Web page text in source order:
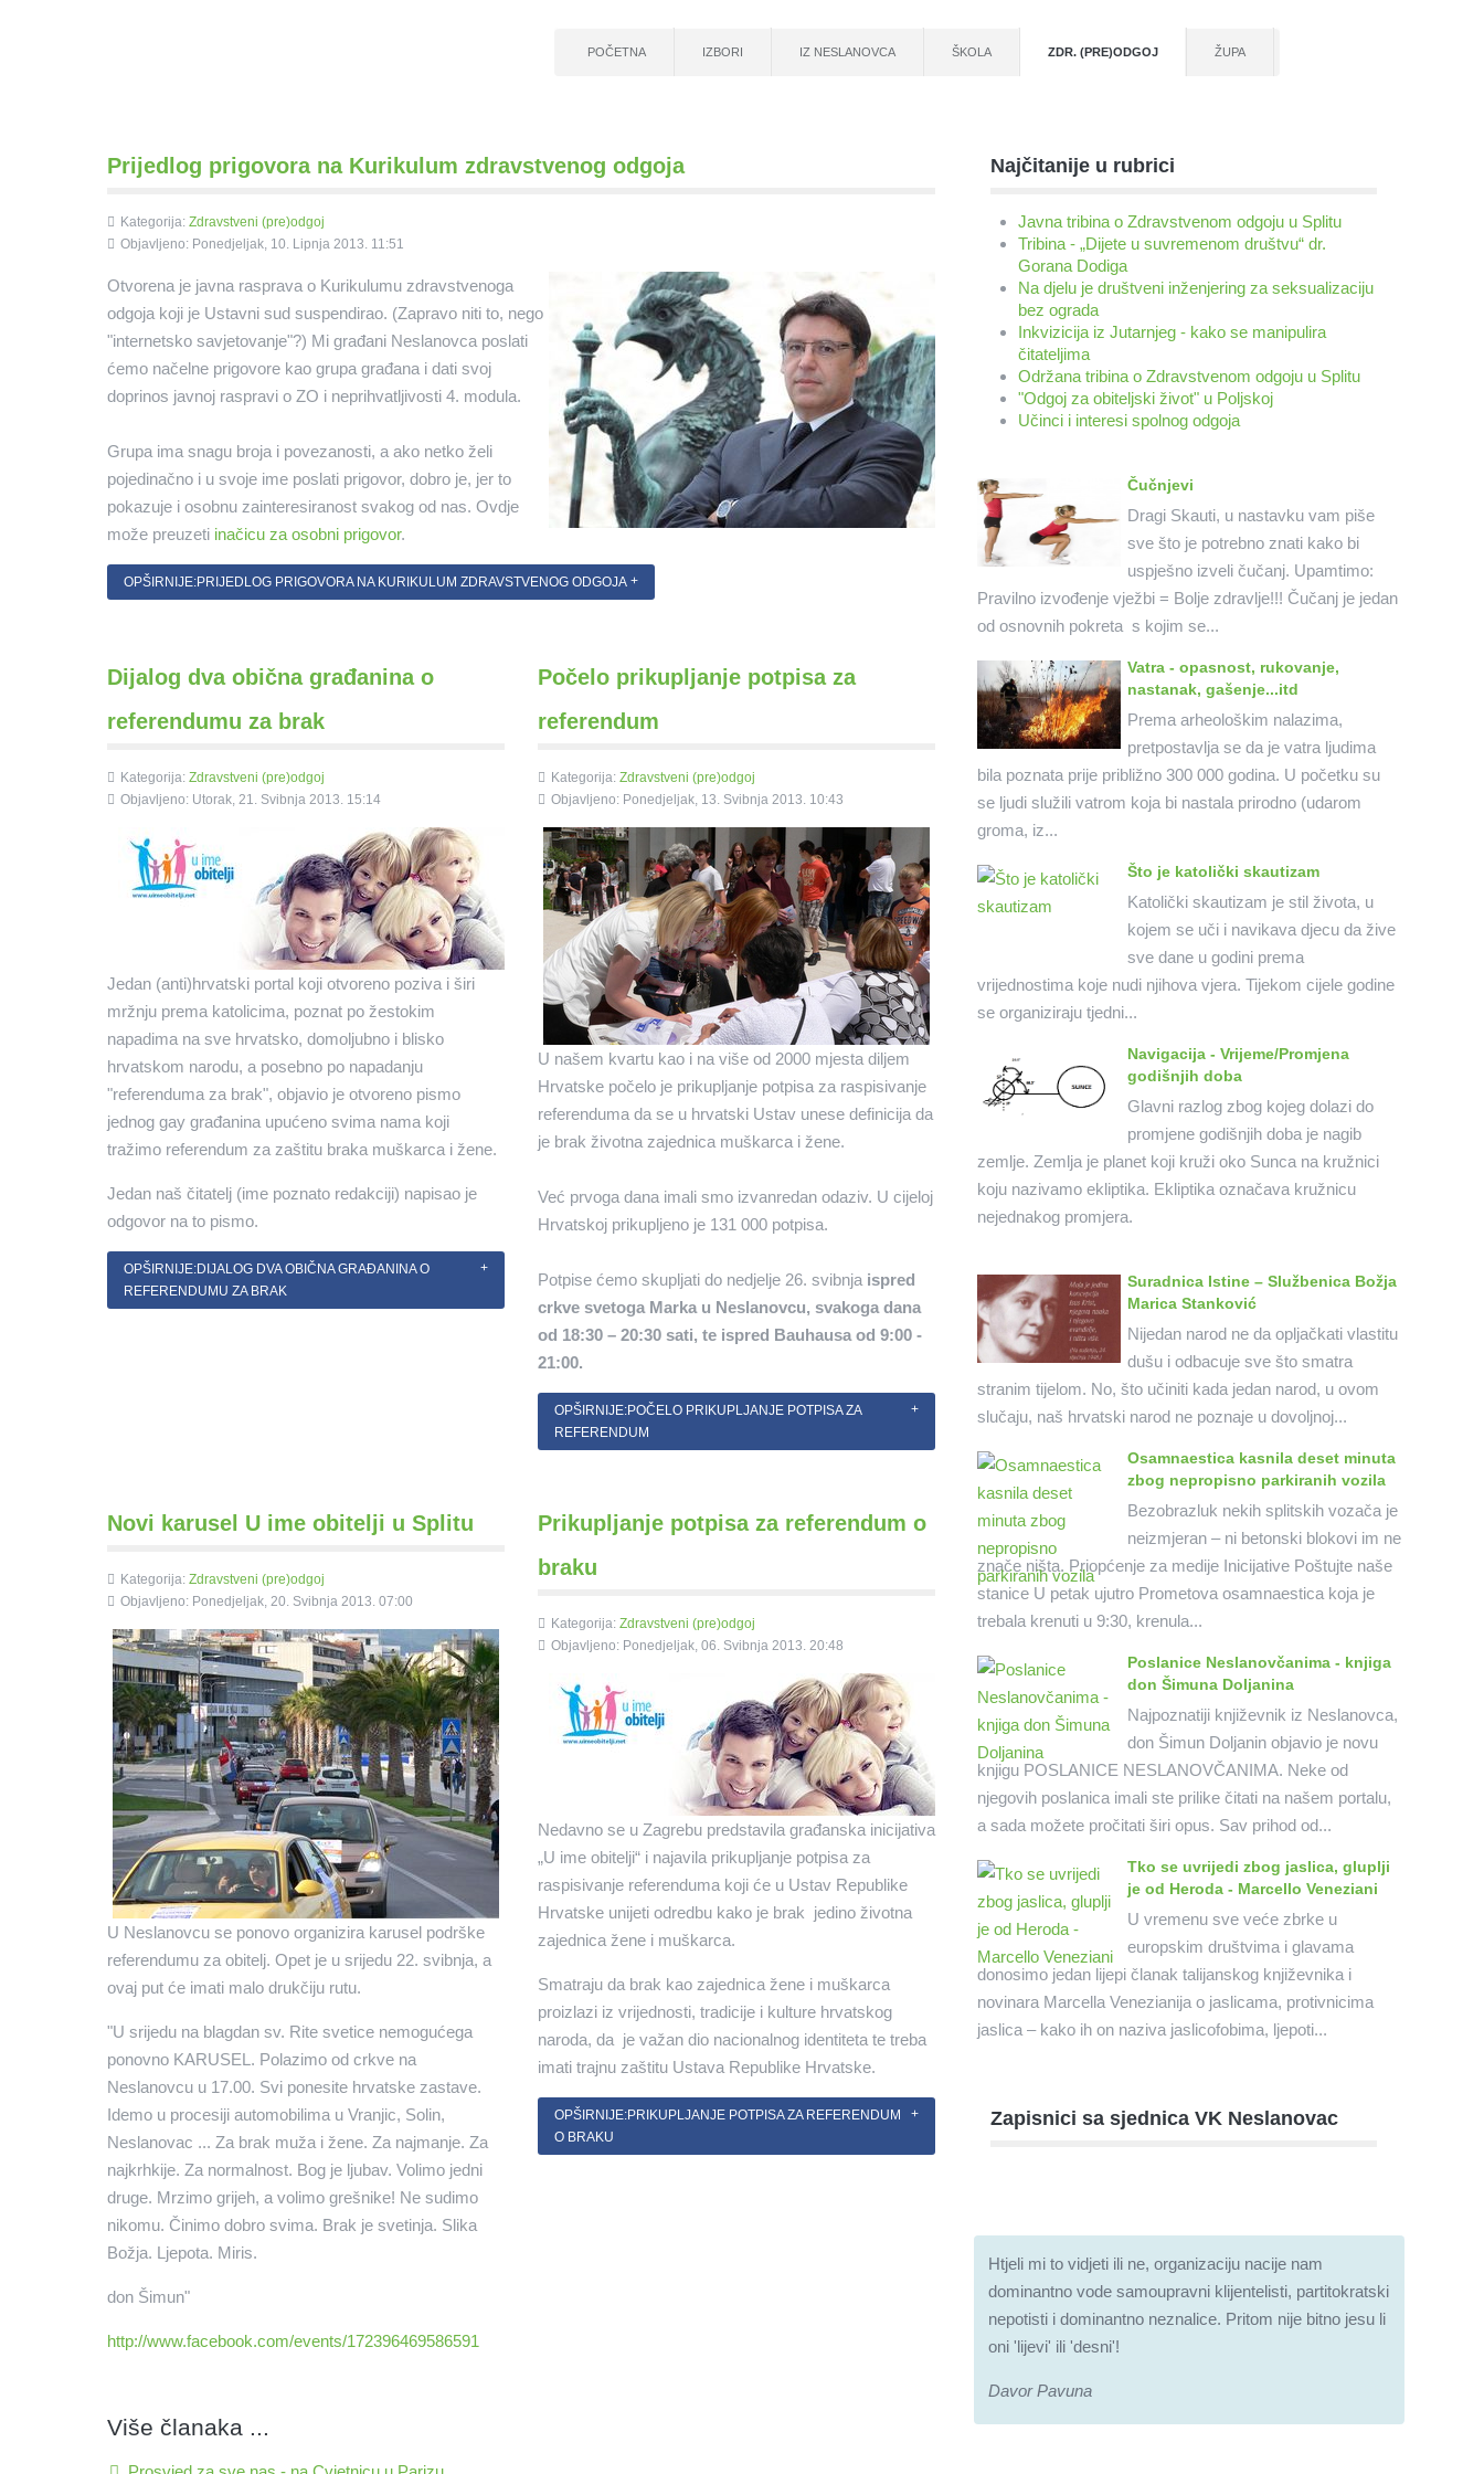
POČETNA IZBORI IZ NESLANOVCA ŠKOLA ZDR. (PRE)ODGOJ ŽUPA
Prijedlog prigovora na Kurikulum zdravstvenog odgoja
Kategorija: Zdravstveni (pre)odgoj
Objavljeno: Ponedjeljak, 10. Lipnja 2013. 11:51
Otvorena je javna rasprava o Kurikulumu zdravstvenoga
odgoja koji je Ustavni sud suspendirao. (Zapravo niti to, nego
"internetsko savjetovanje"?) Mi građani Neslanovca poslati
ćemo načelne prigovore kao grupa građana i dati svoj
doprinos javnoj raspravi o ZO i neprihvatljivosti 4. modula.
Grupa ima snagu broja i povezanosti, a ako netko želi
pojedinačno i u svoje ime poslati prigovor, dobro je, jer to
pokazuje i osobnu zainteresiranost svakog od nas. Ovdje
može preuzeti inačicu za osobni prigovor.
OPŠIRNIJE:PRIJEDLOG PRIGOVORA NA KURIKULUM ZDRAVSTVENOG ODGOJA
Dijalog dva obična građanina o
referendumu za brak
Kategorija: Zdravstveni (pre)odgoj
Objavljeno: Utorak, 21. Svibnja 2013. 15:14
Jedan (anti)hrvatski portal koji otvoreno poziva i širi
mržnju prema katolicima, poznat po žestokim
napadima na sve hrvatsko, domoljubno i blisko
hrvatskom narodu, a posebno po napadanju
"referenduma za brak", objavio je otvoreno pismo
jednog gay građanina upućeno svima nama koji
tražimo referendum za zaštitu braka muškarca i žene.
Jedan naš čitatelj (ime poznato redakciji) napisao je
odgovor na to pismo.
OPŠIRNIJE:DIJALOG DVA OBIČNA GRAĐANINA O
REFERENDUMU ZA BRAK
Počelo prikupljanje potpisa za
referendum
Kategorija: Zdravstveni (pre)odgoj
Objavljeno: Ponedjeljak, 13. Svibnja 2013. 10:43
U našem kvartu kao i na više od 2000 mjesta diljem
Hrvatske počelo je prikupljanje potpisa za raspisivanje
referenduma da se u hrvatski Ustav unese definicija da
je brak životna zajednica muškarca i žene.
Već prvoga dana imali smo izvanredan odaziv. U cijeloj
Hrvatskoj prikupljeno je 131 000 potpisa.
Potpise ćemo skupljati do nedjelje 26. svibnja ispred
crkve svetoga Marka u Neslanovcu, svakoga dana
od 18:30 – 20:30 sati, te ispred Bauhausa od 9:00 -
21:00.
OPŠIRNIJE:POČELO PRIKUPLJANJE POTPISA ZA
REFERENDUM
Novi karusel U ime obitelji u Splitu
Kategorija: Zdravstveni (pre)odgoj
Objavljeno: Ponedjeljak, 20. Svibnja 2013. 07:00
U Neslanovcu se ponovo organizira karusel podrške
referendumu za obitelj. Opet je u srijedu 22. svibnja, a
ovaj put će imati malo drukčiju rutu.
"U srijedu na blagdan sv. Rite svetice nemogućega
ponovno KARUSEL. Polazimo od crkve na
Neslanovcu u 17.00. Svi ponesite hrvatske zastave.
Idemo u procesiji automobilima u Vranjic, Solin,
Neslanovac ... Za brak muža i žene. Za najmanje. Za
najkrhkije. Za normalnost. Bog je ljubav. Volimo jedni
druge. Mrzimo grijeh, a volimo grešnike! Ne sudimo
nikomu. Činimo dobro svima. Brak je svetinja. Slika
Božja. Ljepota. Miris.
don Šimun"
http://www.facebook.com/events/172396469586591
Prikupljanje potpisa za referendum o
braku
Kategorija: Zdravstveni (pre)odgoj
Objavljeno: Ponedjeljak, 06. Svibnja 2013. 20:48
Nedavno se u Zagrebu predstavila građanska inicijativa
„U ime obitelji“ i najavila prikupljanje potpisa za
raspisivanje referenduma koji će u Ustav Republike
Hrvatske unijeti odredbu kako je brak jedino životna
zajednica žene i muškarca.
Smatraju da brak kao zajednica žene i muškarca
proizlazi iz vrijednosti, tradicije i kulture hrvatskog
naroda, da je važan dio nacionalnog identiteta te treba
imati trajnu zaštitu Ustava Republike Hrvatske.
OPŠIRNIJE:PRIKUPLJANJE POTPISA ZA REFERENDUM
O BRAKU
Više članaka ...
Najčitanije u rubrici
Javna tribina o Zdravstvenom odgoju u Splitu
Tribina - „Dijete u suvremenom društvu“ dr.
Gorana Dodiga
Na djelu je društveni inženjering za seksualizaciju
bez ograda
Inkvizicija iz Jutarnjeg - kako se manipulira
čitateljima
Održana tribina o Zdravstvenom odgoju u Splitu
"Odgoj za obiteljski život" u Poljskoj
Učinci i interesi spolnog odgoja
Čučnjevi
Dragi Skauti, u nastavku vam piše
sve što je potrebno znati kako bi
uspješno izveli čučanj. Upamtimo:
Pravilno izvođenje vježbi = Bolje zdravlje!!! Čučanj je jedan
od osnovnih pokreta s kojim se...
Vatra - opasnost, rukovanje,
nastanak, gašenje...itd
Prema arheološkim nalazima,
pretpostavlja se da je vatra ljudima
bila poznata prije približno 300 000 godina. U početku su
se ljudi služili vatrom koja bi nastala prirodno (udarom
groma, iz...
Što je katolički skautizam
Katolički skautizam je stil života, u
kojem se uči i navikava djecu da žive
sve dane u godini prema
vrijednostima koje nudi njihova vjera. Tijekom cijele godine
se organiziraju tjedni...
Navigacija - Vrijeme/Promjena
godišnjih doba
Glavni razlog zbog kojeg dolazi do
promjene godišnjih doba je nagib
zemlje. Zemlja je planet koji kruži oko Sunca na kružnici
koju nazivamo ekliptika. Ekliptika označava kružnicu
nejednakog promjera.
Suradnica Istine – Službenica Božja
Marica Stanković
Nijedan narod ne da opljačkati vlastitu
dušu i odbacuje sve što smatra
stranim tijelom. No, što učiniti kada jedan narod, u ovom
slučaju, naš hrvatski narod ne poznaje u dovoljnoj...
Osamnaestica kasnila deset minuta
zbog nepropisno parkiranih vozila
Bezobrazluk nekih splitskih vozača je
neizmjeran – ni betonski blokovi im ne
znače ništa. Priopćenje za medije Inicijative Poštujte naše
stanice U petak ujutro Prometova osamnaestica koja je
trebala krenuti u 9:30, krenula...
Poslanice Neslanovčanima - knjiga
don Šimuna Doljanina
Najpoznatiji književnik iz Neslanovca,
don Šimun Doljanin objavio je novu
knjigu POSLANICE NESLANOVČANIMA. Neke od
njegovih poslanica imali ste prilike čitati na našem portalu,
a sada možete pročitati širi opus. Sav prihod od...
Tko se uvrijedi zbog jaslica, gluplji
je od Heroda - Marcello Veneziani
U vremenu sve veće zbrke u
europskim društvima i glavama
donosimo jedan lijepi članak talijanskog književnika i
novinara Marcella Venezianija o jaslicama, protivnicima
jaslica – kako ih on naziva jaslicofobima, ljepoti...
Zapisnici sa sjednica VK Neslanovac
Htjeli mi to vidjeti ili ne, organizaciju nacije nam
dominantno vode samoupravni klijentelisti, partitokratski
nepotisti i dominantno neznalice. Pritom nije bitno jesu li
oni 'lijevi' ili 'desni'!
Davor Pavuna